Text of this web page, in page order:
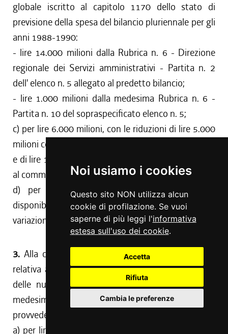
Noi usiamo i cookies
Questo sito NON utilizza alcun
cookie di profilazione. Se vuoi
saperne di più leggi l'informativa
estesa sull'uso dei cookie.
Accetta
Rifiuta
Cambia le preferenze
globale iscritto al capitolo 1170 dello stato di
previsione della spesa del bilancio pluriennale per gli
anni 1988-1990:
- lire 14.000 milioni dalla Rubrica n. 6 - Direzione
regionale dei Servizi amministrativi - Partita n. 2
dell' elenco n. 5 allegato al predetto bilancio;
- lire 1.000 milioni dalla medesima Rubrica n. 6 -
Partita n. 10 del sopraspecificato elenco n. 5;
c) per lire 6.000 milioni, con le riduzioni di lire 5.000
milioni conseguente al disposto di cui all' articolo 11
e di lire 1.000 milioni conseguente al disposto di cui
al comma 1 dell' articolo 37;
d) per le restanti lire 4.270 milioni, con le
disponibilità derivanti dalla somma algebrica delle
variazioni previste dalla tabella << A >> (articolo 1).
3. Alla copertura della spesa di lire 9.300 milioni,
relativa all' anno 1990, corrispondente alla somma
delle nuove o maggiori spese autorizzate per il
medesimo anno con il successivo Titolo II, si
provvede:
a) per lire 180 milioni mediante storno dal capitolo